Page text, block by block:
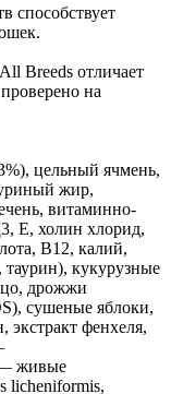
способствует
Breeds отличает
на
цельный ячмень,
жир,
витаминно-
Е, холин хлорид,
В12, калий,
кукурузные
дрожжи
сушеные яблоки,
экстракт фенхеля,
— живые
licheniformis,